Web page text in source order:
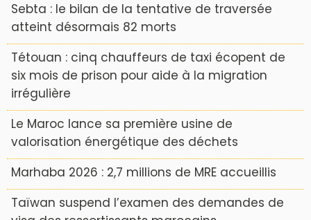
Sebta : le bilan de la tentative de traversée
atteint désormais 82 morts
Tétouan : cinq chauffeurs de taxi écopent de
six mois de prison pour aide à la migration
irrégulière
Le Maroc lance sa première usine de
valorisation énergétique des déchets
Marhaba 2026 : 2,7 millions de MRE accueillis
Taïwan suspend l’examen des demandes de